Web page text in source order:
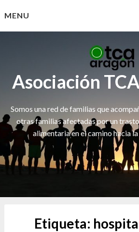
toMENU
Asociación
Somos una red de familias que
otras familias afectadas por un
alimentaria en el camino hacia
Etiqueta: